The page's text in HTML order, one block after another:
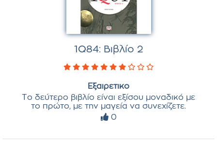
1Q84: Βιβλίο 2
Εξαιρετικο
Το δεύτερο βιβλίο είναι εξίσου μοναδικό με
το πρώτο, με την μαγεία να συνεχίζετε.
0